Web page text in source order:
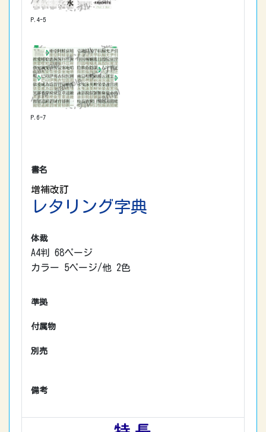
P.4-5
P.6-7
書名
増補改訂
レタリング字典
体裁
A4判 68ページ
カラー 5ページ/他 2色
準拠
付属物
別売
備考